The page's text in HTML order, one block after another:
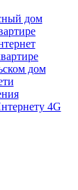
дом
дом
4G